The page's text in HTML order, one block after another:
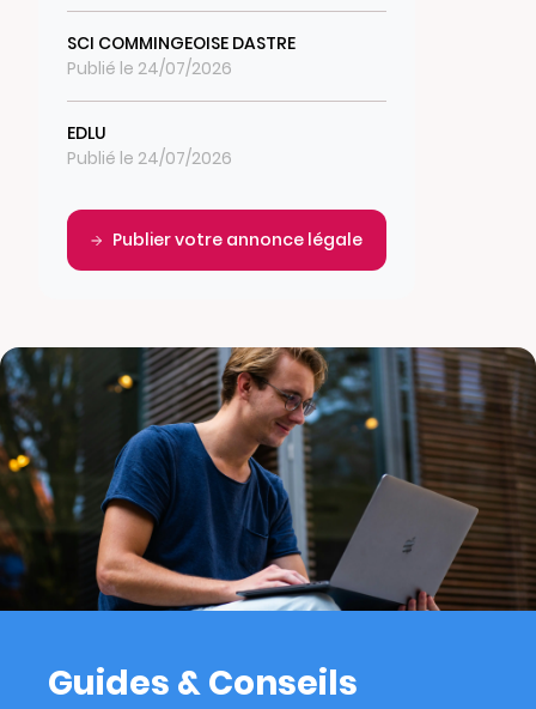
SCI COMMINGEOISE DASTRE
Publié le 24/07/2026
EDLU
Publié le 24/07/2026
Publier votre annonce légale
Guides & Conseils